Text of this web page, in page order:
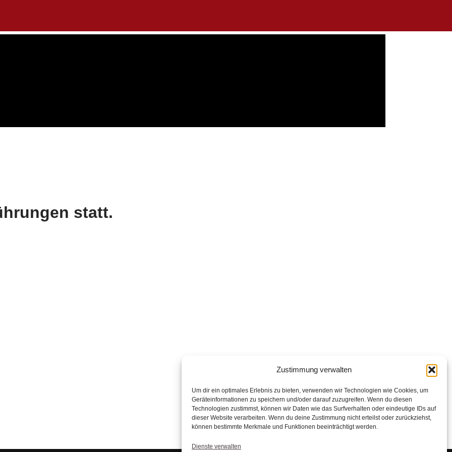
Zustimmung verwalten
Um dir ein optimales Erlebnis zu bieten, verwenden wir Technologien wie Cookies, um
Geräteinformationen zu speichern und/oder darauf zuzugreifen. Wenn du diesen
Technologien zustimmst, können wir Daten wie das Surfverhalten oder eindeutige IDs auf
dieser Website verarbeiten. Wenn du deine Zustimmung nicht erteilst oder zurückziehst,
können bestimmte Merkmale und Funktionen beeinträchtigt werden.
Dienste verwalten
statt.